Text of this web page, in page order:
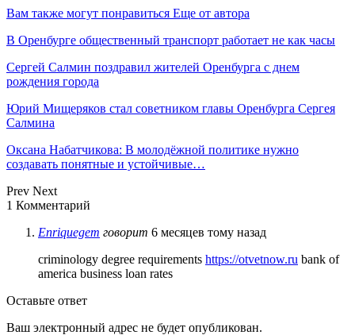
Вам также могут понравиться Еще от автора
В Оренбурге общественный транспорт работает не как часы
Сергей Салмин поздравил жителей Оренбурга с днем
рождения города
Юрий Мищеряков стал советником главы Оренбурга Сергея
Салмина
Оксана Набатчикова: В молодёжной политике нужно
создавать понятные и устойчивые…
Prev Next
1 Комментарий
Enriquegem говорит 6 месяцев тому назад
criminology degree requirements https://otvetnow.ru bank of
america business loan rates
Оставьте ответ
Ваш электронный адрес не будет опубликован.